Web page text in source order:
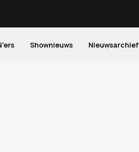
Shownieuws Nieuwsarchief